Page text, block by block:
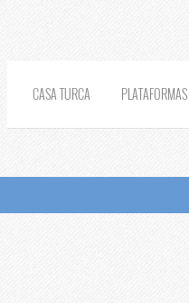
CASA TURCA PLATAFORMAS